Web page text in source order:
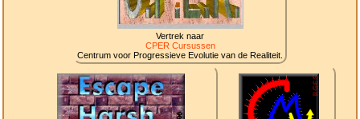
Vertrek naar
CPER Cursussen
Centrum voor Progressieve Evolutie van de Realiteit.